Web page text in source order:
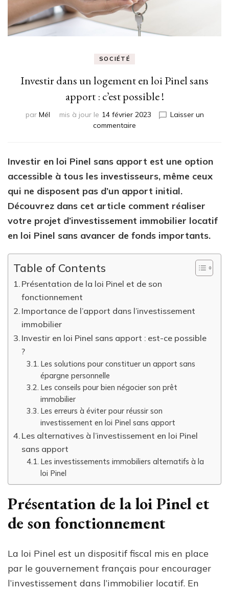
SOCIÉTÉ
Investir dans un logement en loi Pinel sans
apport : c’est possible !
par Mél mis à jour le 14 février 2023
Laisser un
commentaire
logement
en
loi
sans
apport
:
possible
Investir en loi Pinel sans apport est une option
accessible à tous les investisseurs, même ceux
qui ne disposent pas d’un apport initial.
Découvrez dans cet article comment réaliser
votre projet d’investissement immobilier locatif
en loi Pinel sans avancer de fonds importants.
Table of Contents
Présentation de la loi Pinel et de son
fonctionnement
Importance de l’apport dans l’investissement
immobilier
Investir en loi Pinel sans apport : est-ce possible
?
Les solutions pour constituer un apport sans
épargne personnelle
Les conseils pour bien négocier son prêt
immobilier
Les erreurs à éviter pour réussir son
investissement en loi Pinel sans apport
Les alternatives à l’investissement en loi Pinel
sans apport
Les investissements immobiliers alternatifs à la
loi Pinel
Présentation de la loi Pinel et
de son fonctionnement
La loi Pinel est un dispositif fiscal mis en place
par le gouvernement français pour encourager
l’investissement dans l’immobilier locatif. En